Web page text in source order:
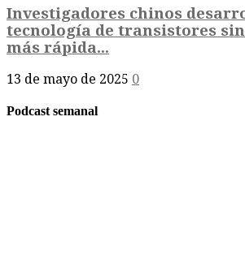
Investigadores chinos
tecnología de transistores
más rápida...
13 de mayo de 2025 0
Podcast semanal